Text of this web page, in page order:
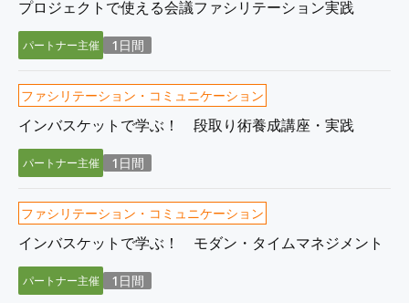
プロジェクトで使える会議ファシリテーション実践
パートナー主催 1日間
ファシリテーション・コミュニケーション
インバスケットで学ぶ！ 段取り術養成講座・実践
パートナー主催 1日間
ファシリテーション・コミュニケーション
インバスケットで学ぶ！ モダン・タイムマネジメント
パートナー主催 1日間